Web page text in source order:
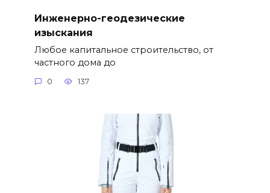
Инженерно-геодезические
изыскания
Любое капитальное строительство, от
частного дома до
0 137